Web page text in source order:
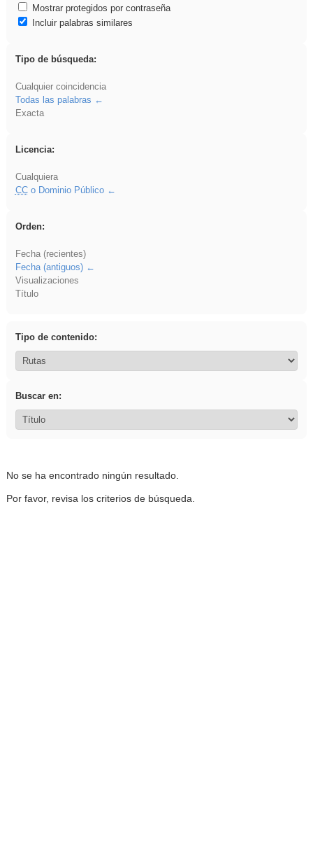
Mostrar protegidos por contraseña
Incluir palabras similares
Tipo de búsqueda:
Cualquier coincidencia
Todas las palabras
Exacta
Licencia:
Cualquiera
CCo Dominio Público
Orden:
Fecha (recientes)
Fecha (antiguos)
Visualizaciones
Título
Tipo de contenido:
Buscar en:
No se ha encontrado ningún resultado.
Por favor, revisa los criterios de búsqueda.